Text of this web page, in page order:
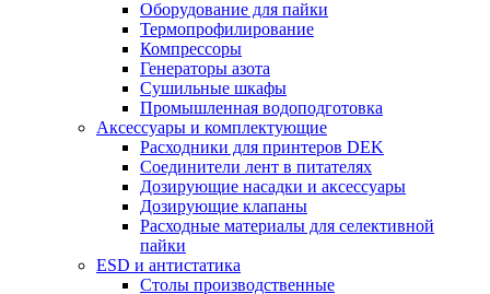
Оборудование для пайки
Термопрофилирование
Компрессоры
Генераторы азота
Сушильные шкафы
Промышленная водоподготовка
Аксессуары и комплектующие
Расходники для принтеров DEK
Соединители лент в питателях
Дозирующие насадки и аксессуары
Дозирующие клапаны
Расходные материалы для селективной
пайки
ESD и антистатика
Столы производственные